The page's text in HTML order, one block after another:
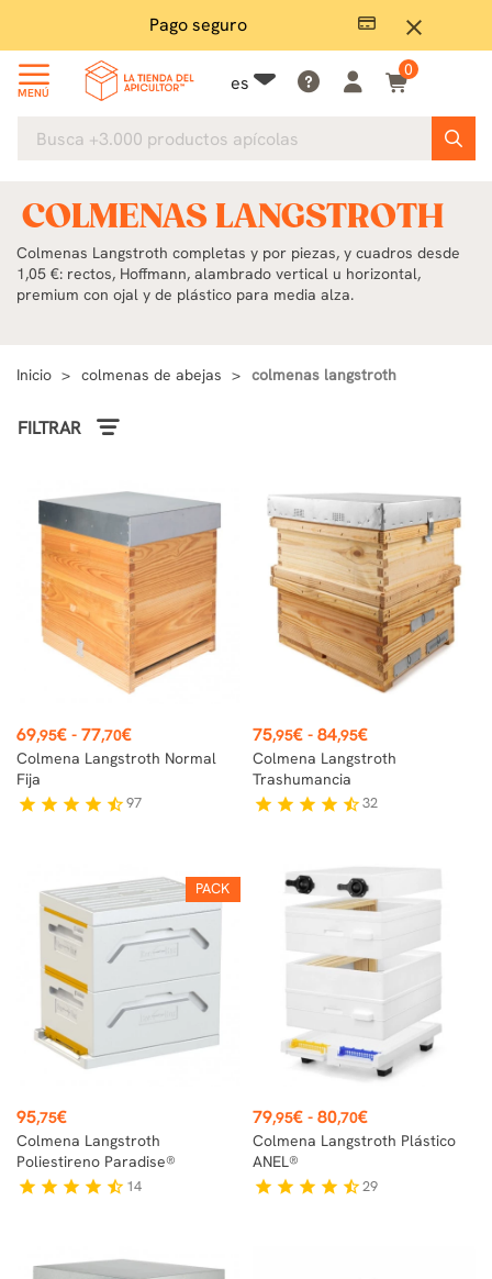
close
Mucho stock
MENÚ es
0
COLMENAS LANGSTROTH
Colmenas Langstroth completas y por piezas, y cuadros desde
1,05 €: rectos, Hoffmann, alambrado vertical u horizontal,
premium con ojal y de plástico para media alza.
Inicio colmenas de abejas colmenas langstroth
FILTRAR
Precio
69,95€-77,70€
Colmena Langstroth Normal
Fija
star star star star star_half97
Precio
75,95€ - 84,95€
Colmena Langstroth
Trashumancia
star star star star star_half32
PACK
Precio
95,75€
Colmena Langstroth
Poliestireno Paradise®
star star star star star_half 14
Precio
79,95€ - 80,70€
Colmena Langstroth Plástico
ANEL®
star star star star star_half29